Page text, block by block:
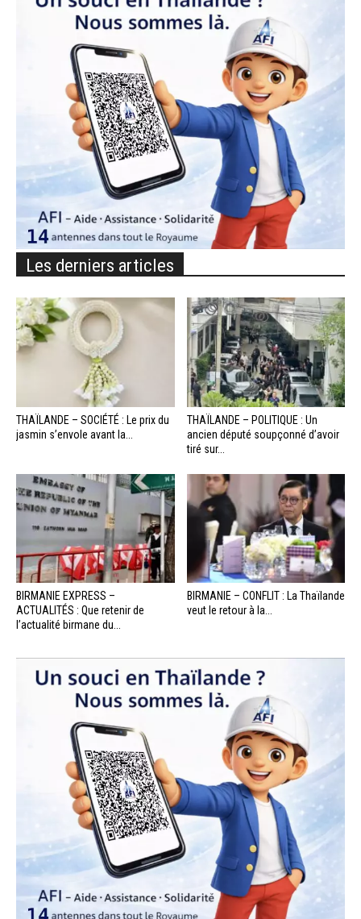
Les derniers articles
THAÏLANDE – SOCIÉTÉ : Le prix du
jasmin s’envole avant la...
THAÏLANDE – POLITIQUE : Un
ancien député soupçonné d’avoir
tiré sur...
BIRMANIE EXPRESS –
ACTUALITÉS : Que retenir de
l’actualité birmane du...
BIRMANIE – CONFLIT : La Thaïlande
veut le retour à la...